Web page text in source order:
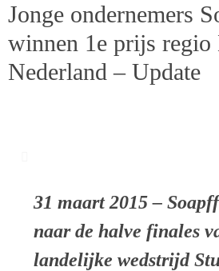
Jonge ondernemers
winnen 1e prijs regio
Nederland – Update
31 maart 2015 –
naar de halve finales
landelijke wedstrijd